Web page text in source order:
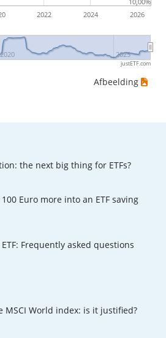
2022 2024 2026
2020 2025
justETF.com
Afbeelding
the next big thing for ETFs?
Euro more into an ETF saving
Frequently asked questions
MSCI World index: is it justified?